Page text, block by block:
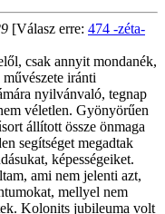
[Válasz erre: 474 -zéta-
csak annyit mondanék,
iránti
nyilvánvaló, tegnap
véletlen. Gyönyörűen
állított össze önmaga
segítséget megadtak
képességeiket.
ami nem jelenti azt,
mellyel nem
Kolonits jubileuma volt